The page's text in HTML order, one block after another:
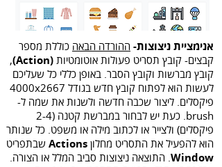
אנימציית ניצוצות- ההורדה הבאה כוללת מספר
קבצים- קובץ תסריט פעולות אוטומטיות (Action)
,
קובץ מברשות וקובץ הסבר. באופן כללי כל שעליכם
לעשות הוא לפתוח קובץ חדש בגודל 4000x2667
פיקסלים. ליצור שכבה חדשה ולשנות את שמה ל-
brush. כעת יש לבחור במברשת קטנה (2-4
פיקסלים) ולצייר או לכתוב מילה או משפט. כל שנותר
הוא להפעיל את התסריט מחלון Actions שבתפריט
Window. התוצאה ניצוצות סביב המלל או הצורה.